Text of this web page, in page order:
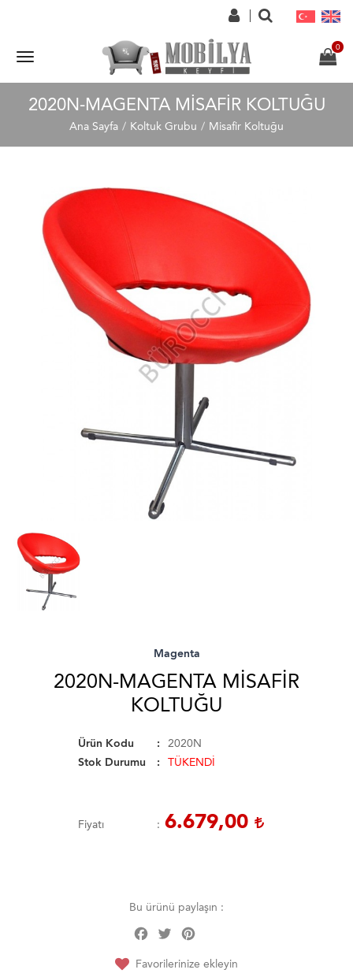
2020N-MAGENTA MISAFIR KOLTUĞU
Ana Sayfa Koltuk Grubu Misafir Koltuğu
Magenta
2020N-MAGENTA MISAFIR
KOLTUĞU
Ürün Kodu
2020N
Stok Durumu
TÜKENDİ
Fiyatı 6.679,00
Bu ürünü paylaşın :
Facebook
Twitter
Favorilerinize ekleyin